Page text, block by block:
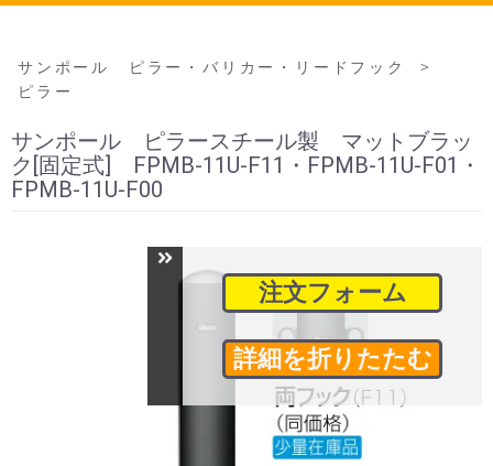
サンポール ピラー・バリカー・リードフック
＞
ピラー
サンポール ピラースチール製 マットブラッ
ク[固定式] FPMB-11U-F11・FPMB-11U-F01・
FPMB-11U-F00
注文フォーム